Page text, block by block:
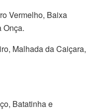
Vermelho, Baixa
Onça.
Malhada da Caiçara,
Batatinha e